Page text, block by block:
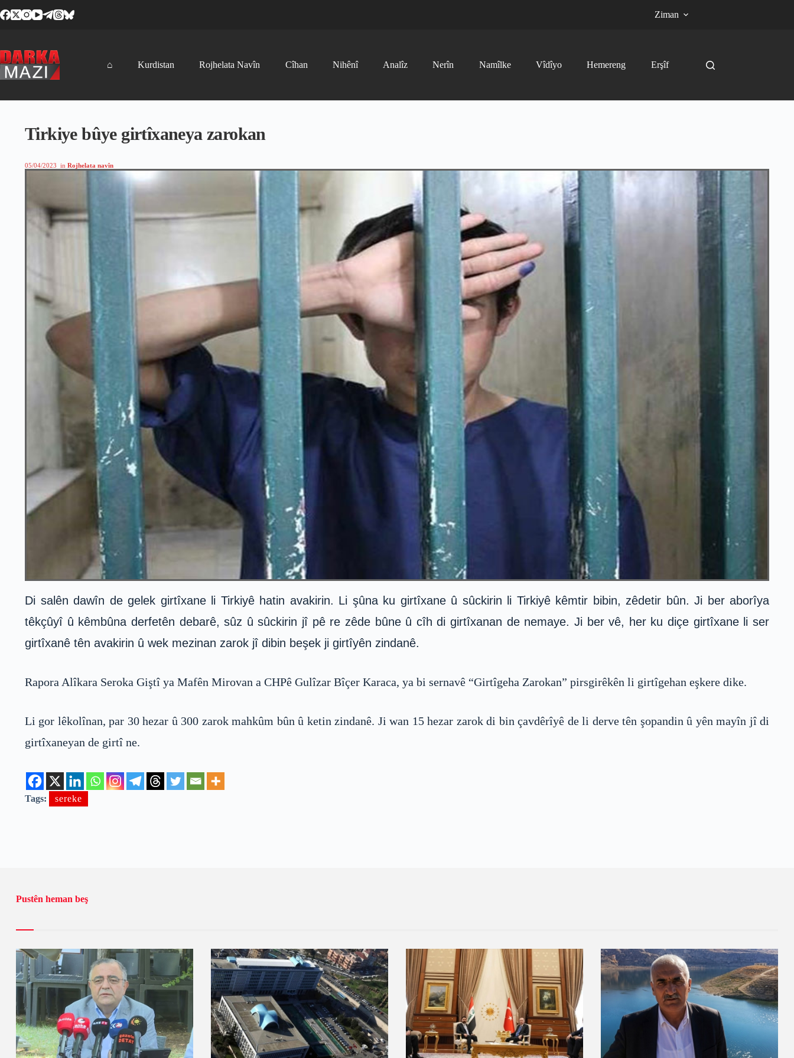
to
Ziman
⌂ Kurdistan Rojhelata Navîn Cîhan Nihênî Analîz Nerîn Namîlke Vîdîyo Hemereng Erşîf
Tirkiye bûye girtîxaneya zarokan
05/04/2023 in Rojhelata navîn
Di salên dawîn de gelek girtîxane li Tirkiyê hatin avakirin. Li şûna ku girtîxane û sûckirin li Tirkiyê kêmtir bibin, zêdetir bûn. Ji ber aborîya
têkçûyî û kêmbûna derfetên debarê, sûz û sûckirin jî pê re zêde bûne û cîh di girtîxanan de nemaye. Ji ber vê, her ku diçe girtîxane li ser
girtîxanê tên avakirin û wek mezinan zarok jî dibin beşek ji girtîyên zindanê.
Rapora Alîkara Seroka Giştî ya Mafên Mirovan a CHPê Gulîzar Bîçer Karaca, ya bi sernavê “Girtîgeha Zarokan” pirsgirêkên li girtîgehan eşkere dike.
Li gor lêkolînan, par 30 hezar û 300 zarok mahkûm bûn û ketin zindanê. Ji wan 15 hezar zarok di bin çavdêrîyê de li derve tên şopandin û yên mayîn jî di
girtîxaneyan de girtî ne.
Tags: sereke
Pustên heman beş